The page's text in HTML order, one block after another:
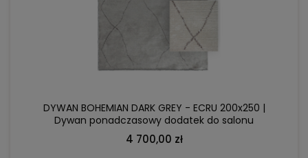
DYWAN BOHEMIAN DARK GREY - ECRU 200x250 |
Dywan ponadczasowy dodatek do salonu
4 700,00 zł